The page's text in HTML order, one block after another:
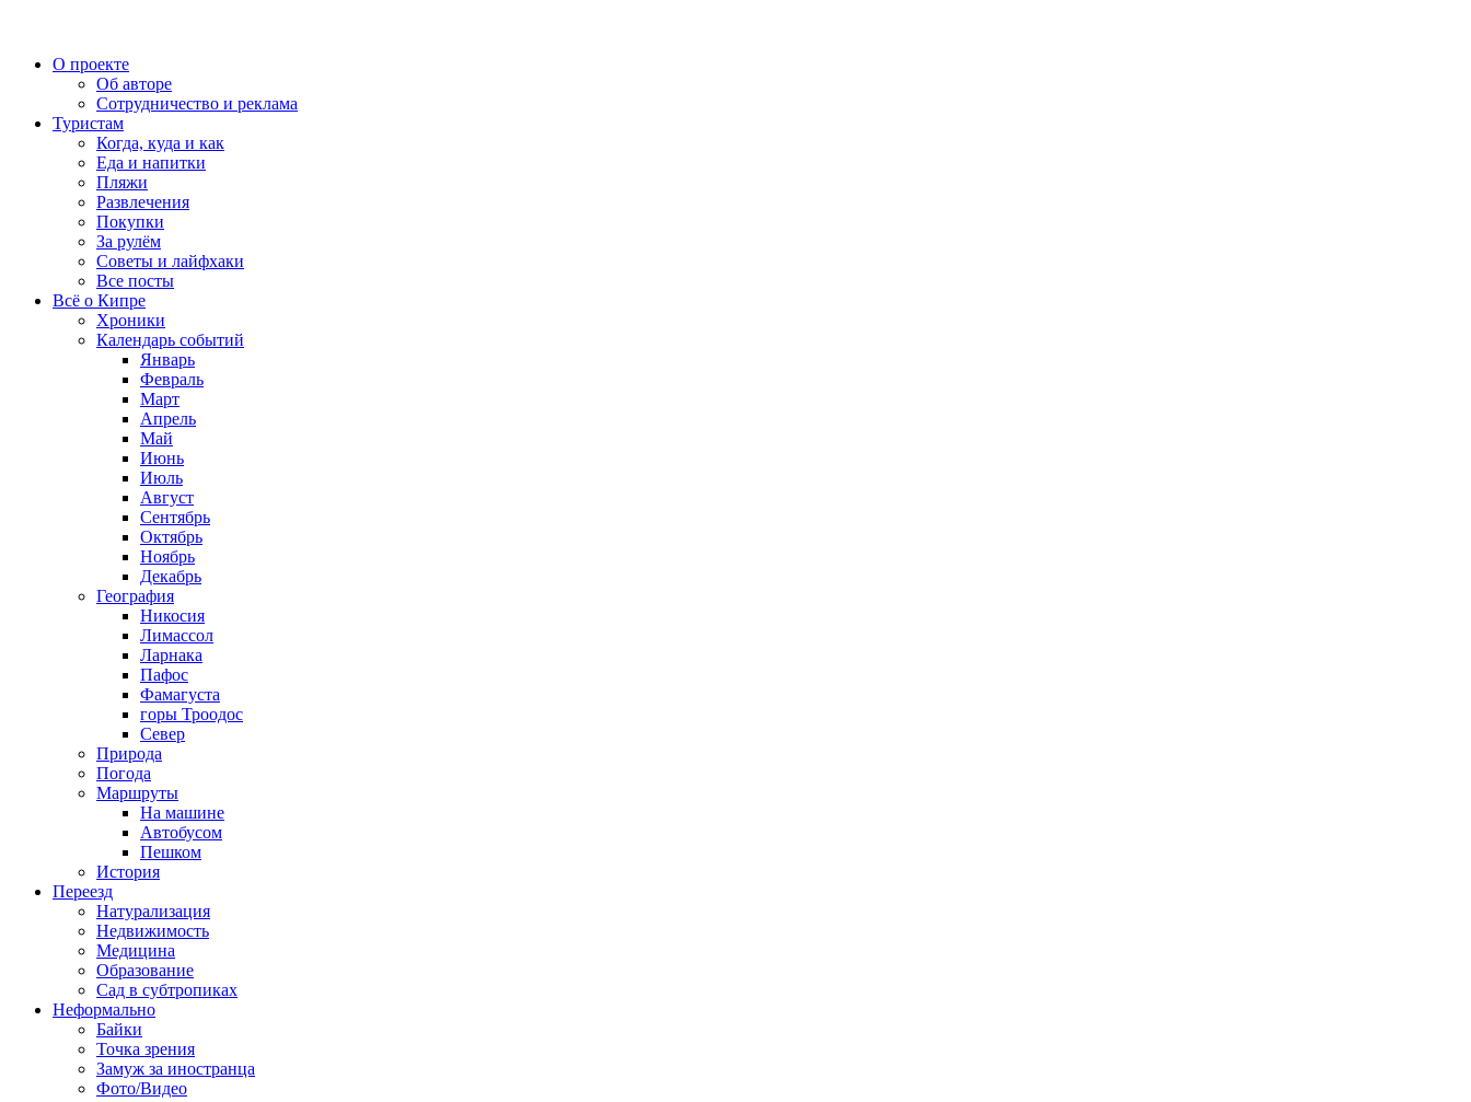
О проекте
Об авторе
Сотрудничество и реклама
Туристам
Когда, куда и как
Еда и напитки
Пляжи
Развлечения
Покупки
За рулём
Советы и лайфхаки
Все посты
Всё о Кипре
Хроники
Календарь событий
Январь
Февраль
Март
Апрель
Май
Июнь
Июль
Август
Сентябрь
Октябрь
Ноябрь
Декабрь
География
Никосия
Лимассол
Ларнака
Пафос
Фамагуста
горы Троодос
Север
Природа
Погода
Маршруты
На машине
Автобусом
Пешком
История
Переезд
Натурализация
Недвижимость
Медицина
Образование
Сад в субтропиках
Неформально
Байки
Точка зрения
Замуж за иностранца
Фото/Видео